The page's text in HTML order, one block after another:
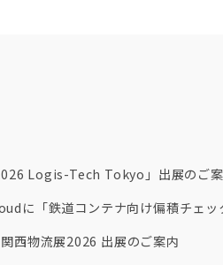
Logis-Tech Tokyo」出展のご
に「鉄道コンテナ向け偏積チェ
関西物流展2026 出展のご案内